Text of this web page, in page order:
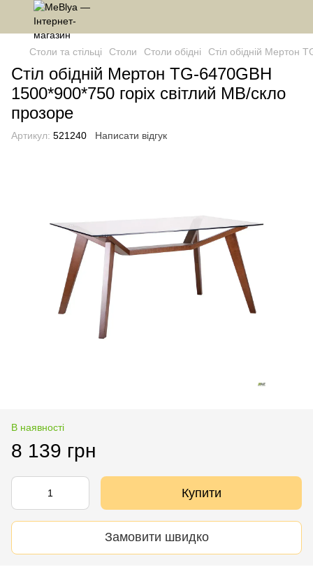
Столи та стільці Столи Столи обідні Стіл обідній Мертон
Стіл обідній Мертон TG-6470GBH
1500*900*750 горіх світлий MB/скло
прозоре
Артикул: 521240 Написати відгук
В наявності
8 139 грн
Купити
Замовити швидко